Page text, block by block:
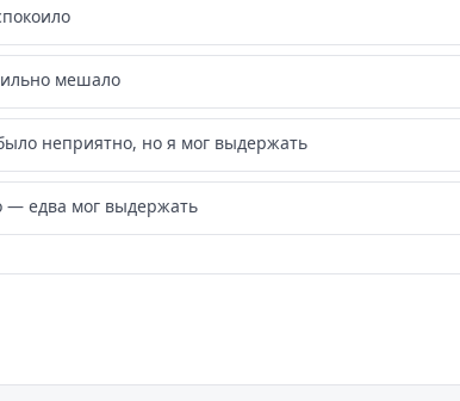
мешало
неприятно, но я мог выдержать
— едва мог выдержать